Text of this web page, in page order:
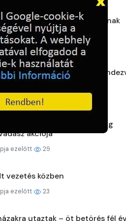
ott segítenek, ahol tudnak
ezelőtt 27
vármegye augusztusi
a Makói Rendőrkapitányság
akciója
ezelőtt 29
vezetés közben
ezelőtt 23
utaztak – öt betörés fél